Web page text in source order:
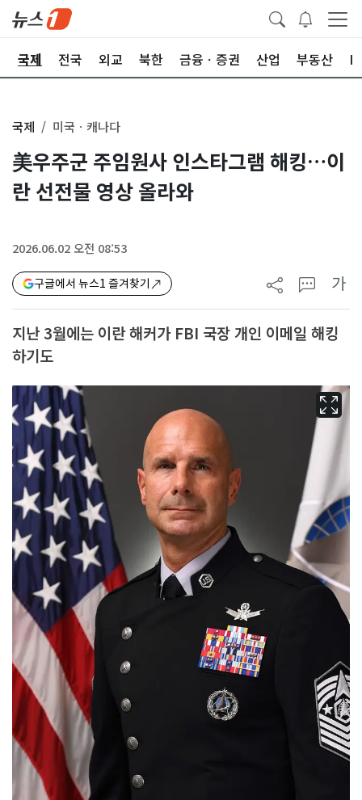
국제 전국 외교 북한 금융ㆍ증권 산업 부동산
국제 미국ㆍ캐나다
美우주군 주임원사 인스타그램 해킹…이
란 선전물 영상 올라와
2026.06.02 오전 08:53
구글에서 뉴스1 즐겨찾기 가
지난 3월에는 이란 해커가 FBI 국장 개인 이메일 해킹
하기도